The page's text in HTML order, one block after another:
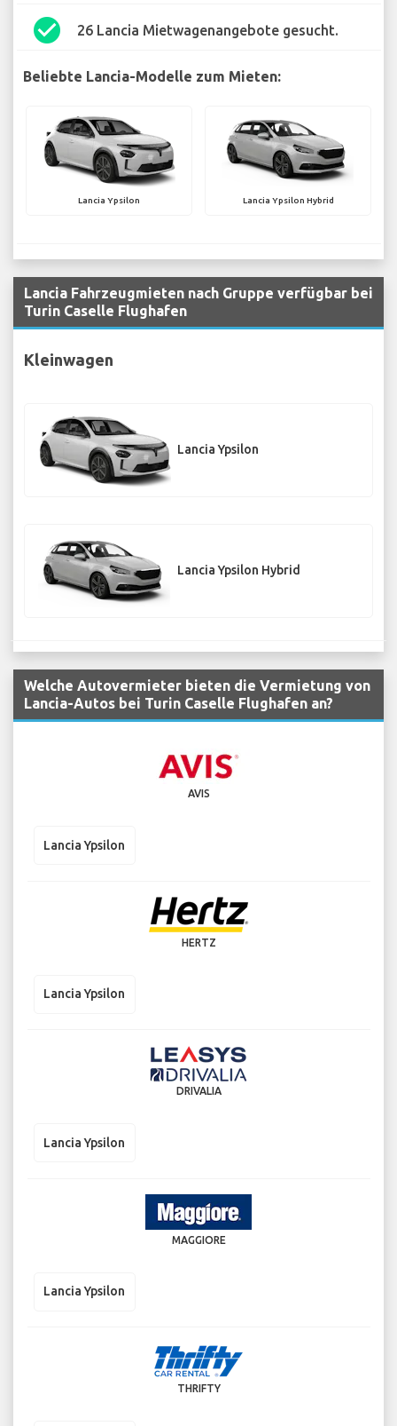
check_circle 26 Lancia Mietwagenangebote gesucht.
Beliebte Lancia-Modelle zum Mieten:
Lancia Ypsilon Lancia Ypsilon Hybrid
Lancia Fahrzeugmieten nach Gruppe verfügbar bei
Turin Caselle Flughafen
Kleinwagen
Lancia Ypsilon
Lancia Ypsilon Hybrid
Welche Autovermieter bieten die Vermietung von
Lancia-Autos bei Turin Caselle Flughafen an?
AVIS
Lancia Ypsilon
HERTZ
Lancia Ypsilon
DRIVALIA
Lancia Ypsilon
MAGGIORE
Lancia Ypsilon
THRIFTY